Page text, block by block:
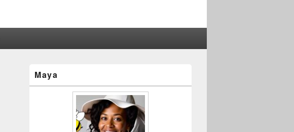
principale
de
Maya